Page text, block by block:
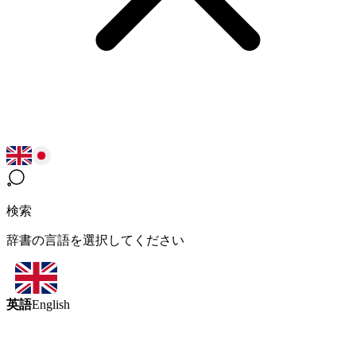
検索
辞書の言語を選択してください
英語English